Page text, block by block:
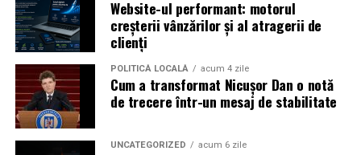
Azaleea Necula și Gabriel Vatavu.
O comedie actuală și spumoasă, filmul
mea”este distribuit de T.R.I.B.E. Films.
TRAILER:https://bit.ly/InPieleaMea
Site oficial:inpieleamea.ro
Website-ul performant: motorul
creșterii vânzărilor și al atragerii de
clienți
POLITICĂ LOCALĂ acum 4 zile
Cum a transformat Nicușor Dan o notă
de trecere într-un mesaj de stabilitate
UNCATEGORIZED acum 6 zile